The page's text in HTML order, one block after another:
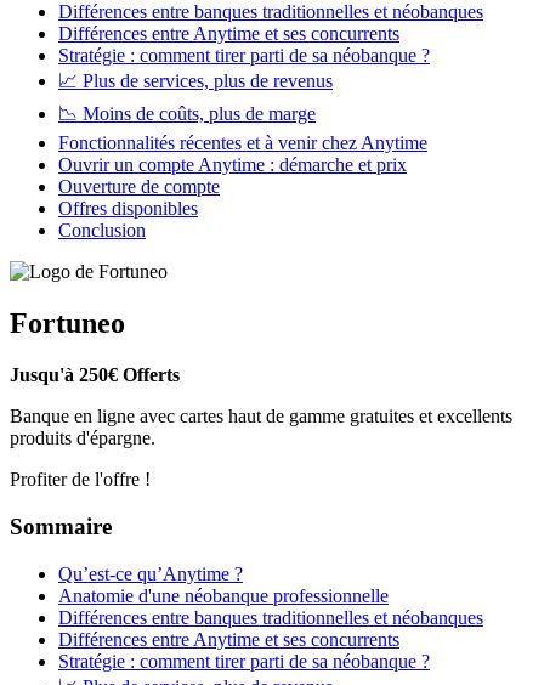
Différences entre banques traditionnelles et néobanques
Différences entre Anytime et ses concurrents
Stratégie : comment tirer parti de sa néobanque ?
📈 Plus de services, plus de revenus
📉 Moins de coûts, plus de marge
Fonctionnalités récentes et à venir chez Anytime
Ouvrir un compte Anytime : démarche et prix
Ouverture de compte
Offres disponibles
Conclusion
Fortuneo
Jusqu'à 250€ Offerts
Banque en ligne avec cartes haut de gamme gratuites et excellents
produits d'épargne.
Profiter de l'offre !
Sommaire
Qu’est-ce qu’Anytime ?
Anatomie d'une néobanque professionnelle
Différences entre banques traditionnelles et néobanques
Différences entre Anytime et ses concurrents
Stratégie : comment tirer parti de sa néobanque ?